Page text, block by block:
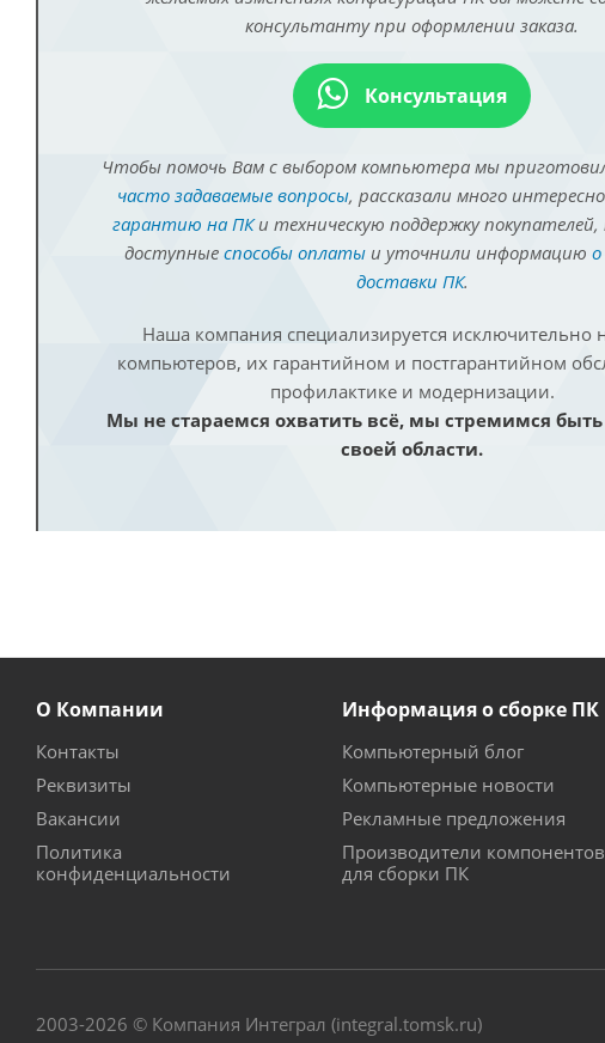
консультанту при оформлении заказа.
Консультация
Чтобы помочь Вам с выбором компьютера мы
часто задаваемые вопросы, рассказали много
гарантию на ПКи техническую поддержку покупателей,
доступные способы оплатыи уточнили информацию
доставки ПК.
Наша компания специализируется исключительно
компьютеров, их гарантийном и постгарантийном
профилактике и модернизации.
Мы не стараемся охватить всё, мы стремимся
своей области.
О Компании
Контакты
Реквизиты
Вакансии
Политика
конфиденциальности
Информация о сборке ПК
Компьютерный блог
Компьютерные новости
Рекламные предложения
Производители компонентов
для сборки ПК
2003-2026 © Компания Интеграл (integral.tomsk.ru)